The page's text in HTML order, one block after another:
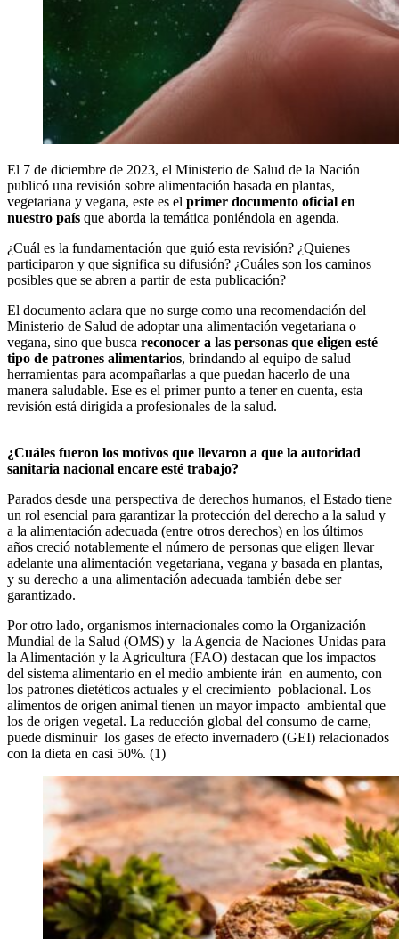
El 7 de diciembre de 2023, el Ministerio de Salud de la Nación
publicó una revisión sobre alimentación basada en plantas,
vegetariana y vegana, este es el primer documento oficial en
nuestro país que aborda la temática poniéndola en agenda.
¿Cuál es la fundamentación que guió esta revisión? ¿Quienes
participaron y que significa su difusión? ¿Cuáles son los caminos
posibles que se abren a partir de esta publicación?
El documento aclara que no surge como una recomendación del
Ministerio de Salud de adoptar una alimentación vegetariana o
vegana, sino que busca reconocer a las personas que eligen esté
tipo de patrones alimentarios, brindando al equipo de salud
herramientas para acompañarlas a que puedan hacerlo de una
manera saludable. Ese es el primer punto a tener en cuenta, esta
revisión está dirigida a profesionales de la salud.
¿Cuáles fueron los motivos que llevaron a que la autoridad
sanitaria nacional encare esté trabajo?
Parados desde una perspectiva de derechos humanos, el Estado tiene
un rol esencial para garantizar la protección del derecho a la salud y
a la alimentación adecuada (entre otros derechos) en los últimos
años creció notablemente el número de personas que eligen llevar
adelante una alimentación vegetariana, vegana y basada en plantas,
y su derecho a una alimentación adecuada también debe ser
garantizado.
Por otro lado, organismos internacionales como la Organización
Mundial de la Salud (OMS) y la Agencia de Naciones Unidas para
la Alimentación y la Agricultura (FAO) destacan que los impactos
del sistema alimentario en el medio ambiente irán en aumento, con
los patrones dietéticos actuales y el crecimiento poblacional. Los
alimentos de origen animal tienen un mayor impacto ambiental que
los de origen vegetal. La reducción global del consumo de carne,
puede disminuir los gases de efecto invernadero (GEI) relacionados
con la dieta en casi 50%. (1)